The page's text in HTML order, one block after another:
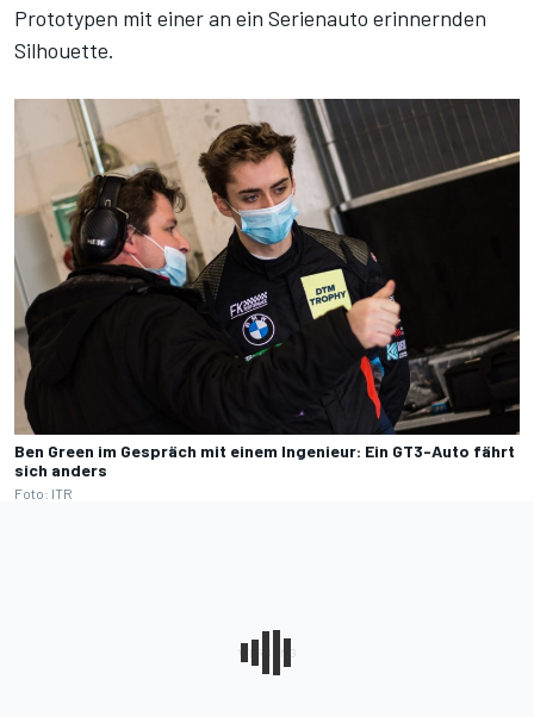
Prototypen mit einer an ein Serienauto erinnernden
Silhouette.
Ben Green im Gespräch mit einem Ingenieur: Ein GT3-Auto fährt
sich anders
Foto: ITR